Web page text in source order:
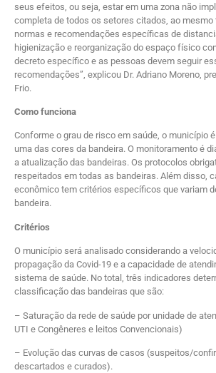
seus efeitos, ou seja, estar em uma zona não
completa de todos os setores citados, ao mesmo
normas e recomendações específicas de
higienização e reorganização do espaço físico
decreto específico e as pessoas devem seguir
recomendações”, explicou Dr. Adriano Moreno,
Frio.
Como funciona
Conforme o grau de risco em saúde, o município
uma das cores da bandeira. O monitoramento é
a atualização das bandeiras. Os protocolos
respeitados em todas as bandeiras. Além disso,
econômico tem critérios específicos que variam
bandeira.
Critérios
O município será analisado considerando a
propagação da Covid-19 e a capacidade de
sistema de saúde. No total, três indicadores
classificação das bandeiras que são:
– Saturação da rede de saúde por unidade de
UTI e Congêneres e leitos Convencionais)
– Evolução das curvas de casos (suspeitos/
descartados e curados).